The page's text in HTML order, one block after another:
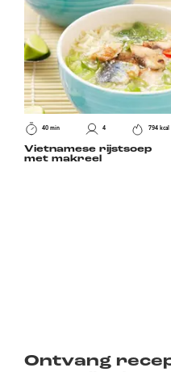
40 min 4 794 kcal
Vietnamese rijstsoep
met makreel
Ontvang